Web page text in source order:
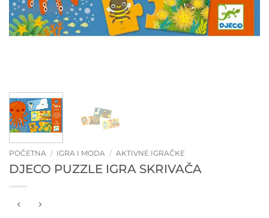
POČETNA / IGRA I MODA / AKTIVNE IGRAČKE
DJECO PUZZLE IGRA SKRIVAČA